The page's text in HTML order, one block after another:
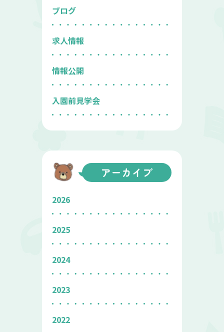
ブログ
求人情報
情報公開
入園前見学会
アーカイブ
2026
2025
2024
2023
2022